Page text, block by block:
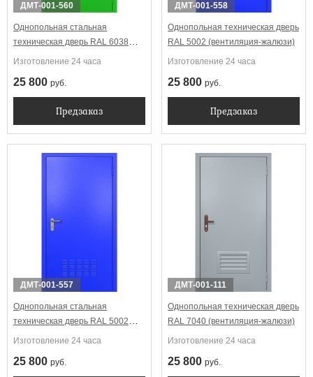
ДМТ-001-560
Однопольная стальная
техническая дверь RAL 6038
(вентиляция)
Изготовление 24 часа
25 800 руб.
Предзаказ
ДМТ-001-558
Однопольная техническая дверь
RAL 5002 (вентиляция-жалюзи)
Изготовление 24 часа
25 800 руб.
Предзаказ
ДМТ-001-557
Однопольная стальная
техническая дверь RAL 5002
(вентиляция)
Изготовление 24 часа
25 800 руб.
ДМТ-001-111
Однопольная техническая дверь
RAL 7040 (вентиляция-жалюзи)
Изготовление 24 часа
25 800 руб.